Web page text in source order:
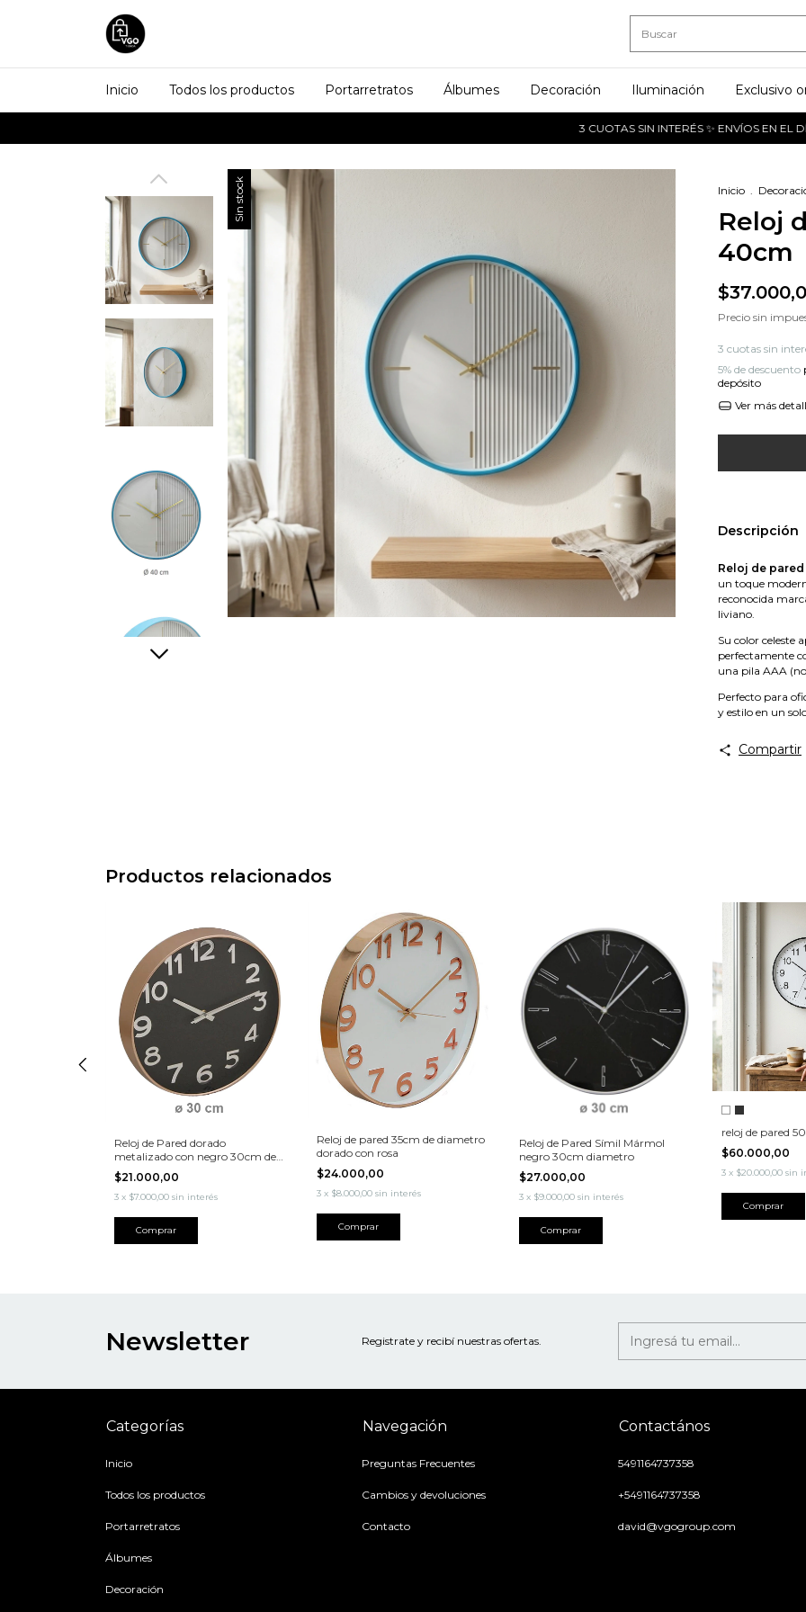
Inicio Todos los productos Portarretratos Álbumes Decoración Iluminación Exclusivo
3 CUOTAS SIN INTERÉS ✨ ENVÍOS EN EL DÍA A
Sin stock Inicio .
Reloj
40cm
Precio sin
3 cuotas sin
5% de descuento
depósito
Ver más
Descripción
Reloj de
un toque
reconocida
liviano.
Su color celeste
perfectamente
una pila AAA
Perfecto para
y estilo en un
Compartir
Productos relacionados
Reloj de Pared dorado
metalizado con negro 30cm de
diametro
$21.000,00
3 x $7.000,00 sin interés
Comprar
Reloj de pared 35cm de diametro
dorado con rosa
$24.000,00
3 x $8.000,00 sin interés
Comprar
Reloj de Pared Símil Mármol
negro 30cm diametro
$27.000,00
3 x $9.000,00 sin interés
Comprar
reloj de pared
$60.000,00
3 x $20.000,00 sin
Comprar
Newsletter Registrate y recibí nuestras ofertas.
Categorías
Inicio
Todos los productos
Portarretratos
Álbumes
Decoración
Navegación
Preguntas Frecuentes
Cambios y devoluciones
Contacto
Contactános
5491164737358
+5491164737358
david@vgogroup.com